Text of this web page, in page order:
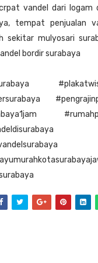
vandel dari logam
tempat penjualan
sekitar mulyosari
bordir surabaya